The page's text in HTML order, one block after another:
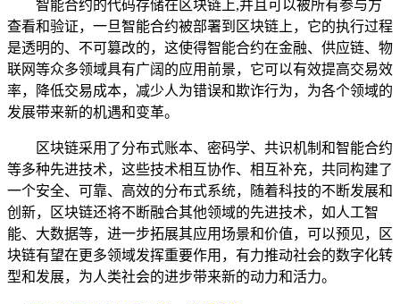
智能合约的代码存储在区块链上,并且可以被所有参与方
查看和验证，一旦智能合约被部署到区块链上，它的执行过程
是透明的、不可篡改的，这使得智能合约在金融、供应链、物
联网等众多领域具有广阔的应用前景，它可以有效提高交易效
率，降低交易成本，减少人为错误和欺诈行为，为各个领域的
发展带来新的机遇和变革。
区块链采用了分布式账本、密码学、共识机制和智能合约
等多种先进技术，这些技术相互协作、相互补充，共同构建了
一个安全、可靠、高效的分布式系统，随着科技的不断发展和
创新，区块链还将不断融合其他领域的先进技术，如人工智
能、大数据等，进一步拓展其应用场景和价值，可以预见，区
块链有望在更多领域发挥重要作用，有力推动社会的数字化转
型和发展，为人类社会的进步带来新的动力和活力。